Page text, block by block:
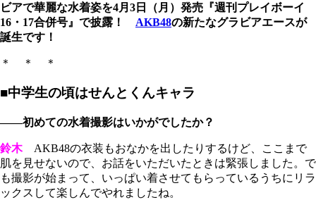
ビアで華麗な水着姿を4月3日（月）発売『週刊プレイボーイ
16・17合併号』で披露！ AKB48の新たなグラビアエースが
誕生です！
＊ ＊ ＊
■中学生の頃はせんとくんキャラ
――初めての水着撮影はいかがでしたか？
鈴木AKB48の衣装もおなかを出したりするけど、ここまで
肌を見せないので、お話をいただいたときは緊張しました。で
も撮影が始まって、いっぱい着させてもらっているうちにリラ
ックスして楽しんでやれましたね。